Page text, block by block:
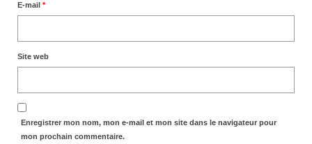
E-mail *
Site web
Enregistrer mon nom, mon e-mail et mon site dans le navigateur pour
mon prochain commentaire.